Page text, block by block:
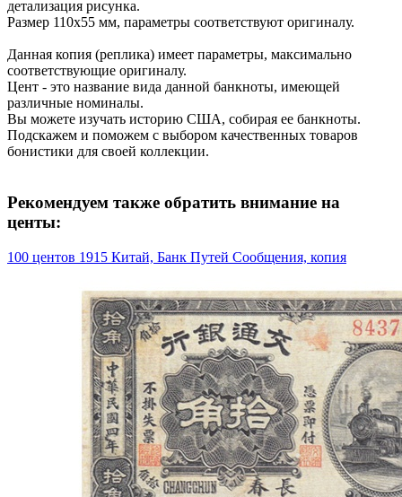
детализация рисунка.
Размер 110х55 мм, параметры соответствуют оригиналу.
Данная копия (реплика) имеет параметры, максимально
соответствующие оригиналу.
Цент - это название вида данной банкноты, имеющей
различные номиналы.
Вы можете изучать историю США, собирая ее банкноты.
Подскажем и поможем с выбором качественных товаров
бонистики для своей коллекции.
Рекомендуем также обратить внимание на
центы:
100 центов 1915 Китай, Банк Путей Сообщения, копия